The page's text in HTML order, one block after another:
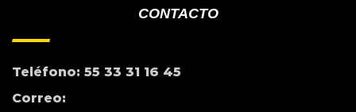
CONTACTO
Teléfono: 55 33 31 16 45
Correo: